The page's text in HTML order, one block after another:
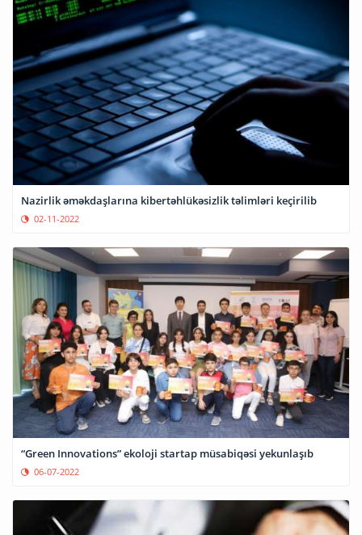
Nazirlik əməkdaşlarına kibertəhlükəsizlik təlimləri keçirilib
02-11-2022
“Green Innovations” ekoloji startap müsabiqəsi yekunlaşıb
06-07-2022